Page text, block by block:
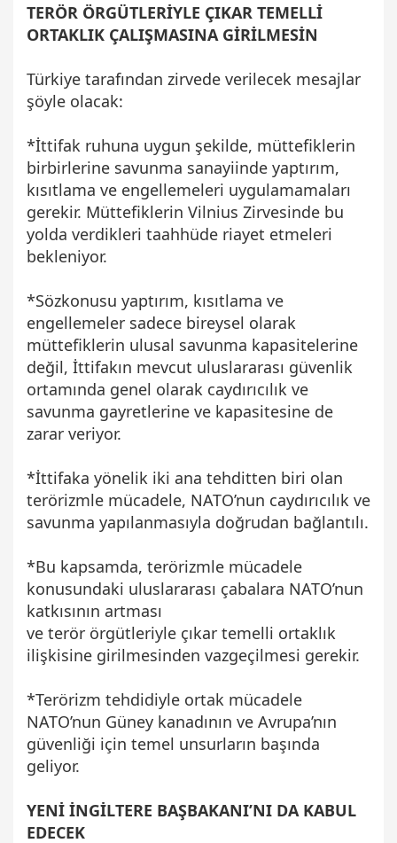
TERÖR ÖRGÜTLERİYLE ÇIKAR TEMELLİ
ORTAKLIK ÇALIŞMASINA GİRİLMESİN
Türkiye tarafından zirvede verilecek mesajlar
şöyle olacak:
*İttifak ruhuna uygun şekilde, müttefiklerin
birbirlerine savunma sanayiinde yaptırım,
kısıtlama ve engellemeleri uygulamamaları
gerekir. Müttefiklerin Vilnius Zirvesinde bu
yolda verdikleri taahhüde riayet etmeleri
bekleniyor.
*Sözkonusu yaptırım, kısıtlama ve
engellemeler sadece bireysel olarak
müttefiklerin ulusal savunma kapasitelerine
değil, İttifakın mevcut uluslararası güvenlik
ortamında genel olarak caydırıcılık ve
savunma gayretlerine ve kapasitesine de
zarar veriyor.
*İttifaka yönelik iki ana tehditten biri olan
terörizmle mücadele, NATO’nun caydırıcılık ve
savunma yapılanmasıyla doğrudan bağlantılı.
*Bu kapsamda, terörizmle mücadele
konusundaki uluslararası çabalara NATO’nun
katkısının artması
ve terör örgütleriyle çıkar temelli ortaklık
ilişkisine girilmesinden vazgeçilmesi gerekir.
*Terörizm tehdidiyle ortak mücadele
NATO’nun Güney kanadının ve Avrupa’nın
güvenliği için temel unsurların başında
geliyor.
YENİ İNGİLTERE BAŞBAKANI’NI DA KABUL
EDECEK